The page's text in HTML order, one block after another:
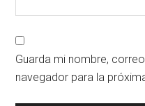
Guarda mi nombre,
navegador para la